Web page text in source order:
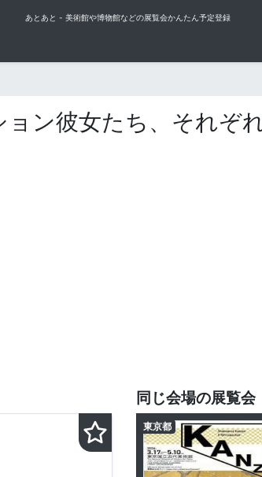
あとあと - 美術館や博物館などの展覧会かんたん予定登録
ョン彼女たち、それぞ
同じ会場の展覧会
東京都